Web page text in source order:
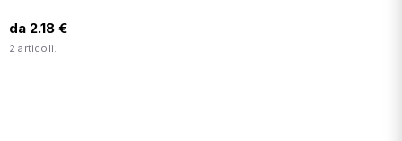
da 2.18 €
2 articoli.